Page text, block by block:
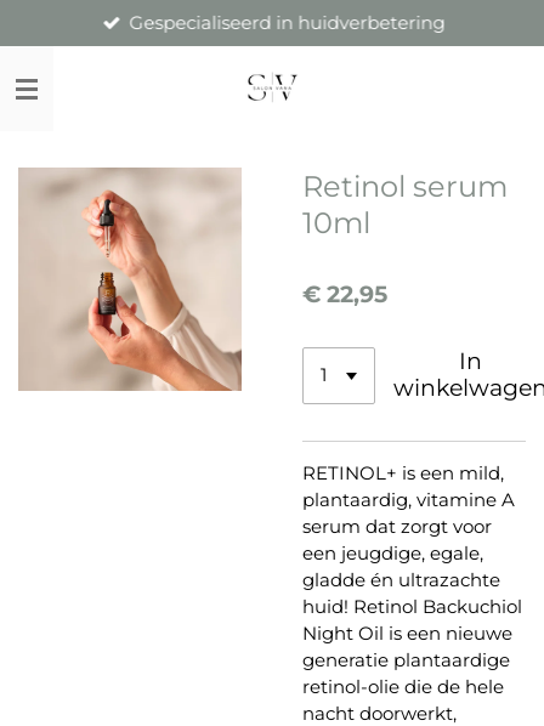
direct
naar
de
Gespecialiseerd in huidverbetering
Retinol serum
10ml
€ 22,95
In
RETINOL+ is een mild,
plantaardig, vitamine A
serum dat zorgt voor
een jeugdige, egale,
gladde én ultrazachte
huid! Retinol Backuchiol
Night Oil is een nieuwe
generatie plantaardige
retinol-olie die de hele
nacht doorwerkt,